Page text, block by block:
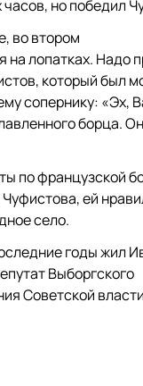
но победил
во втором
на лопатках. Надо
который был
сопернику: «Эх,
борца.
по французской
ей
село.
годы жил
Выборгского
Советской